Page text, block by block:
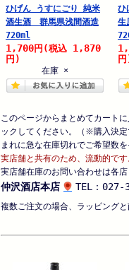
ひげん うすにごり 純米
酒生酒 群馬県浅間酒造
720ml
1,700円 (税込 1,870
円)
在庫 ×
ひ
生
このページからまとめてカート
ックしてください。（※購入決
まれに急な在庫切れでご希望数
実店舗と共有のため、流動的で
実店舗在庫のお問い合わせは各
仲沢酒店本店 TEL：027-
複数ご注文の場合、ラッピング